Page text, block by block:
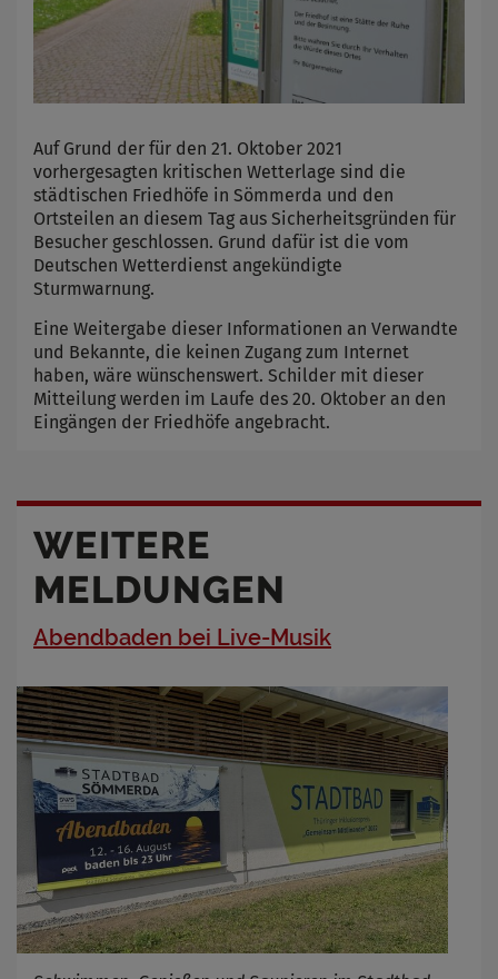
Auf Grund der für den 21. Oktober 2021
vorhergesagten kritischen Wetterlage sind die
städtischen Friedhöfe in Sömmerda und den
Ortsteilen an diesem Tag aus Sicherheitsgründen für
Besucher geschlossen. Grund dafür ist die vom
Deutschen Wetterdienst angekündigte
Sturmwarnung.
Eine Weitergabe dieser Informationen an Verwandte
und Bekannte, die keinen Zugang zum Internet
haben, wäre wünschenswert. Schilder mit dieser
Mitteilung werden im Laufe des 20. Oktober an den
Eingängen der Friedhöfe angebracht.
WEITERE
MELDUNGEN
Abendbaden bei Live-Musik